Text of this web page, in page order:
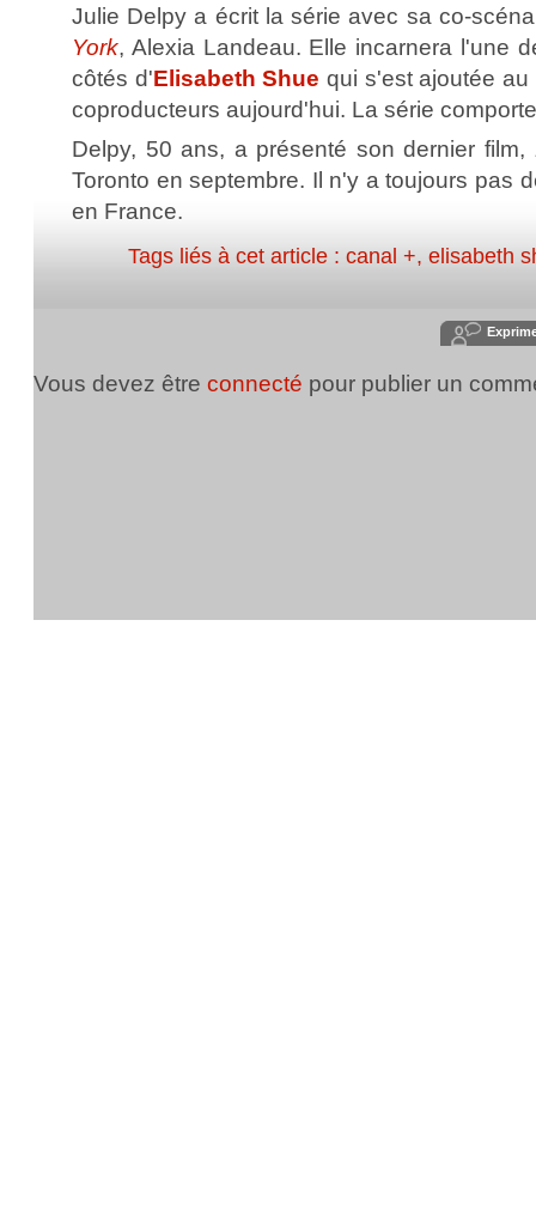
Julie Delpy a écrit la série avec sa co-
York, Alexia Landeau. Elle incarnera l'une
côtés d'Elisabeth Shue qui s'est ajoutée
coproducteurs aujourd'hui. La série
Delpy, 50 ans, a présenté son dernier film,
Toronto en septembre. Il n'y a toujours pas
en France.
Tags liés à cet article : canal +, elisabeth
Vous devez être connecté pour publier un